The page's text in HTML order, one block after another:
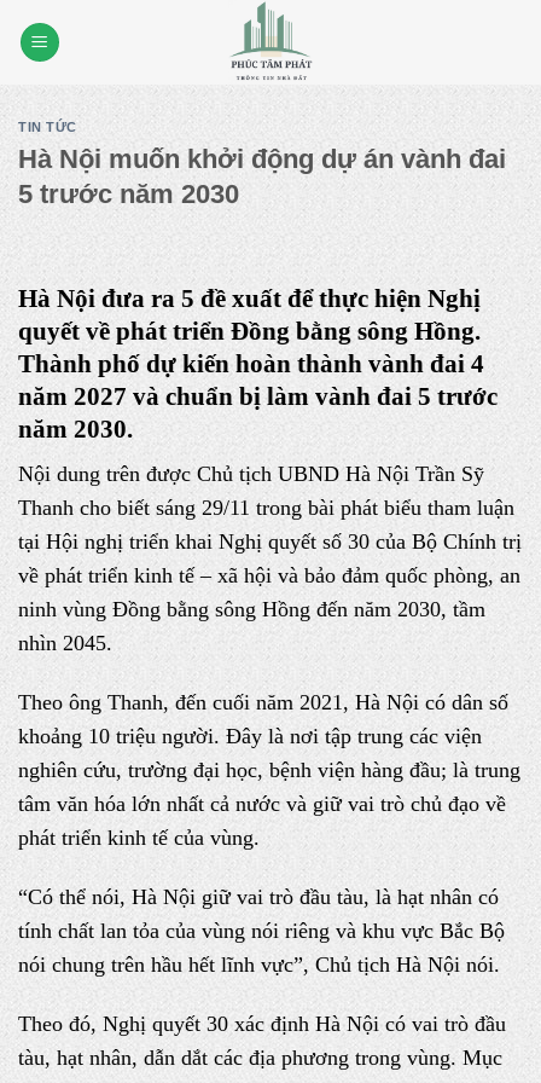
TIN TỨC
Hà Nội muốn khởi động dự án vành đai
5 trước năm 2030
Hà Nội đưa ra 5 đề xuất để thực hiện Nghị
quyết về phát triển Đồng bằng sông Hồng.
Thành phố dự kiến hoàn thành vành đai 4
năm 2027 và chuẩn bị làm vành đai 5 trước
năm 2030.
Nội dung trên được Chủ tịch UBND Hà Nội Trần Sỹ
Thanh cho biết sáng 29/11 trong bài phát biểu tham luận
tại Hội nghị triển khai Nghị quyết số 30 của Bộ Chính trị
về phát triển kinh tế – xã hội và bảo đảm quốc phòng, an
ninh vùng Đồng bằng sông Hồng đến năm 2030, tầm
nhìn 2045.
Theo ông Thanh, đến cuối năm 2021, Hà Nội có dân số
khoảng 10 triệu người. Đây là nơi tập trung các viện
nghiên cứu, trường đại học, bệnh viện hàng đầu; là trung
tâm văn hóa lớn nhất cả nước và giữ vai trò chủ đạo về
phát triển kinh tế của vùng.
“Có thể nói, Hà Nội giữ vai trò đầu tàu, là hạt nhân có
tính chất lan tỏa của vùng nói riêng và khu vực Bắc Bộ
nói chung trên hầu hết lĩnh vực”, Chủ tịch Hà Nội nói.
Theo đó, Nghị quyết 30 xác định Hà Nội có vai trò đầu
tàu, hạt nhân, dẫn dắt các địa phương trong vùng. Mục